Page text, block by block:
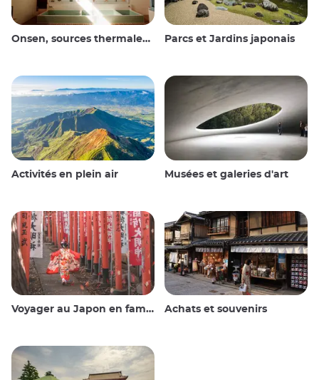
Onsen, sources thermales et bains publics Parcs et Jardins japonais
Activités en plein air Musées et galeries d'art
Voyager au Japon en famille Achats et souvenirs